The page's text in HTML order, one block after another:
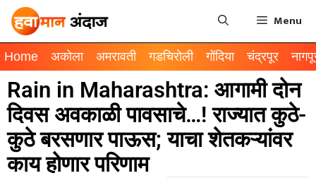
Menu
Home अकोला अमरावती गडचिरोली गोंदिया चंद्रपूर
Rain in Maharashtra: आगामी दोन
दिवस अवकाळी पावसाचे…! राज्यात कुठे-
कुठे बरसणार पाऊस; याचा शेतकऱ्यांवर
काय होणार परिणाम